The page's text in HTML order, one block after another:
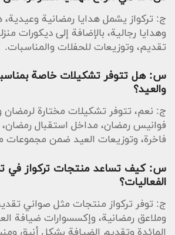
ج: تركواز يشمل هدايا رمضانية
وهدايا رجالية، بالإضافة إلى ديكورات
تقديم، وتوزيعات للحفلات والمناسبات.
س: هل تتوفر تشكيلات خاصة
والعيد؟
ج: نعم، تتوفر تشكيلات مختارة لرمضان
فوانيس رمضان، مداخل استقبال
فاخرة، وتوزيعات العيد ضمن مجموعات
س: كيف تساعد منتجات تركواز في
الفعاليات؟
ج: توفر تركواز منتجات مثل صواني
وملاعق رمضانية، وإكسسوارات ضيافة